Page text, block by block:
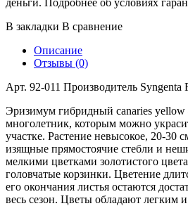
В закладки В сравнение
Описание
Отзывы (0)
Арт. 92-011 Производитель
Эризимум гибридный canaries
многолетник, которым можно
участке. Растение невысокое, 20-30
изящные прямостоячие стебли и
мелкими цветками золотистого
головчатые корзинки. Цветение
его окончания листья остаются
весь сезон. Цветы обладают легким